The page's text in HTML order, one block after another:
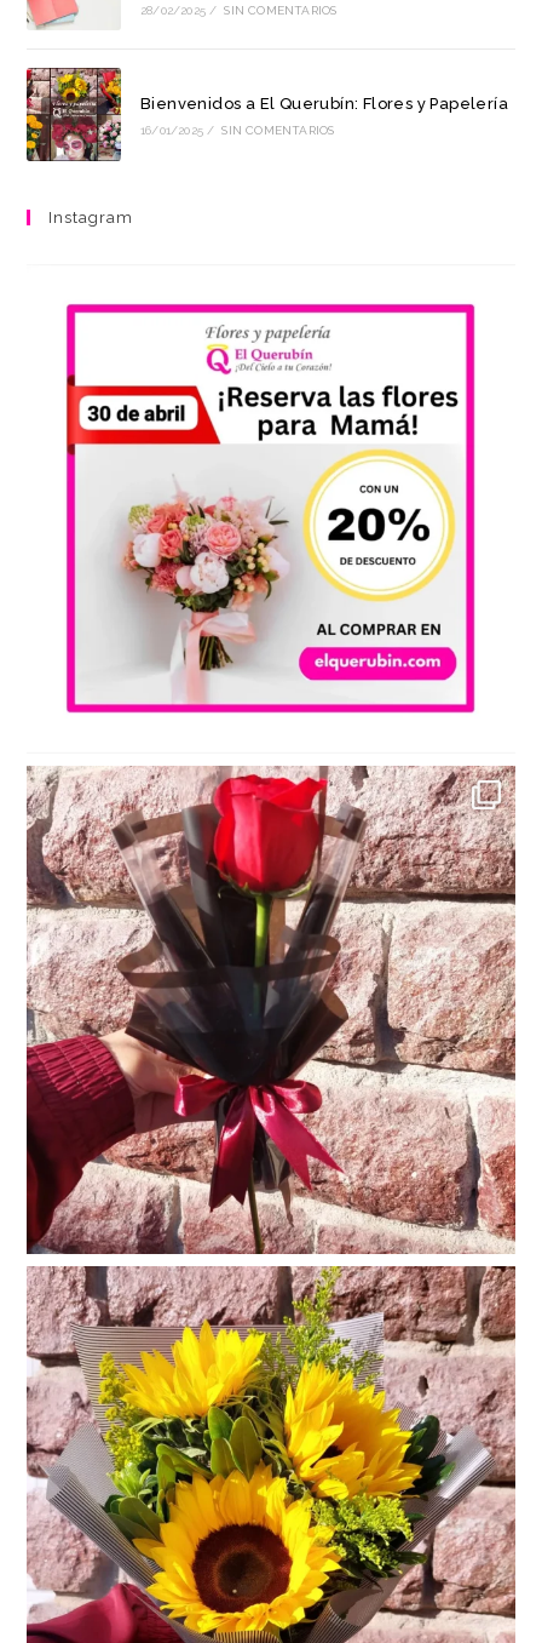
28/02/2025 / SIN COMENTARIOS
Bienvenidos a El Querubín: Flores y Papelería
16/01/2025 / SIN COMENTARIOS
Instagram